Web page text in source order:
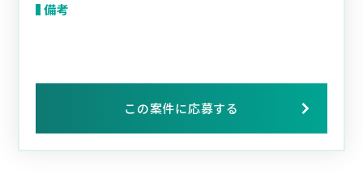
備考
この案件に応募する